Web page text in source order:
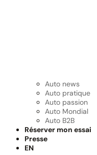
Auto news
Auto pratique
Auto passion
Auto Mondial
Auto B2B
Réserver mon essai
Presse
EN